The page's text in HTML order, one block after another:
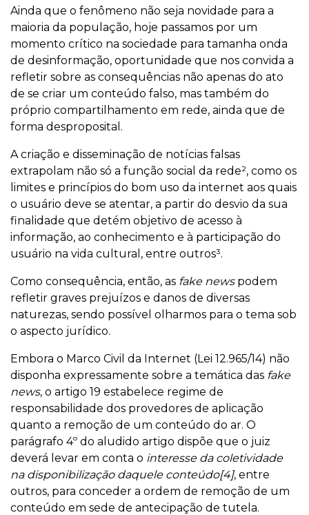
Ainda que o fenômeno não seja novidade para a
maioria da população, hoje passamos por um
momento crítico na sociedade para tamanha onda
de desinformação, oportunidade que nos convida a
refletir sobre as consequências não apenas do ato
de se criar um conteúdo falso, mas também do
próprio compartilhamento em rede, ainda que de
forma desproposital.
A criação e disseminação de notícias falsas
extrapolam não só a função social da rede², como os
limites e princípios do bom uso da internet aos quais
o usuário deve se atentar, a partir do desvio da sua
finalidade que detém objetivo de acesso à
informação, ao conhecimento e à participação do
usuário na vida cultural, entre outros³.
Como consequência, então, as fake newspodem
refletir graves prejuízos e danos de diversas
naturezas, sendo possível olharmos para o tema sob
o aspecto jurídico.
Embora o Marco Civil da Internet (Lei 12.965/14) não
disponha expressamente sobre a temática das fake
news, o artigo 19 estabelece regime de
responsabilidade dos provedores de aplicação
quanto a remoção de um conteúdo do ar. O
parágrafo 4º do aludido artigo dispõe que o juiz
deverá levar em conta o interesse da coletividade
na disponibilização daquele conteúdo[4], entre
outros, para conceder a ordem de remoção de um
conteúdo em sede de antecipação de tutela.